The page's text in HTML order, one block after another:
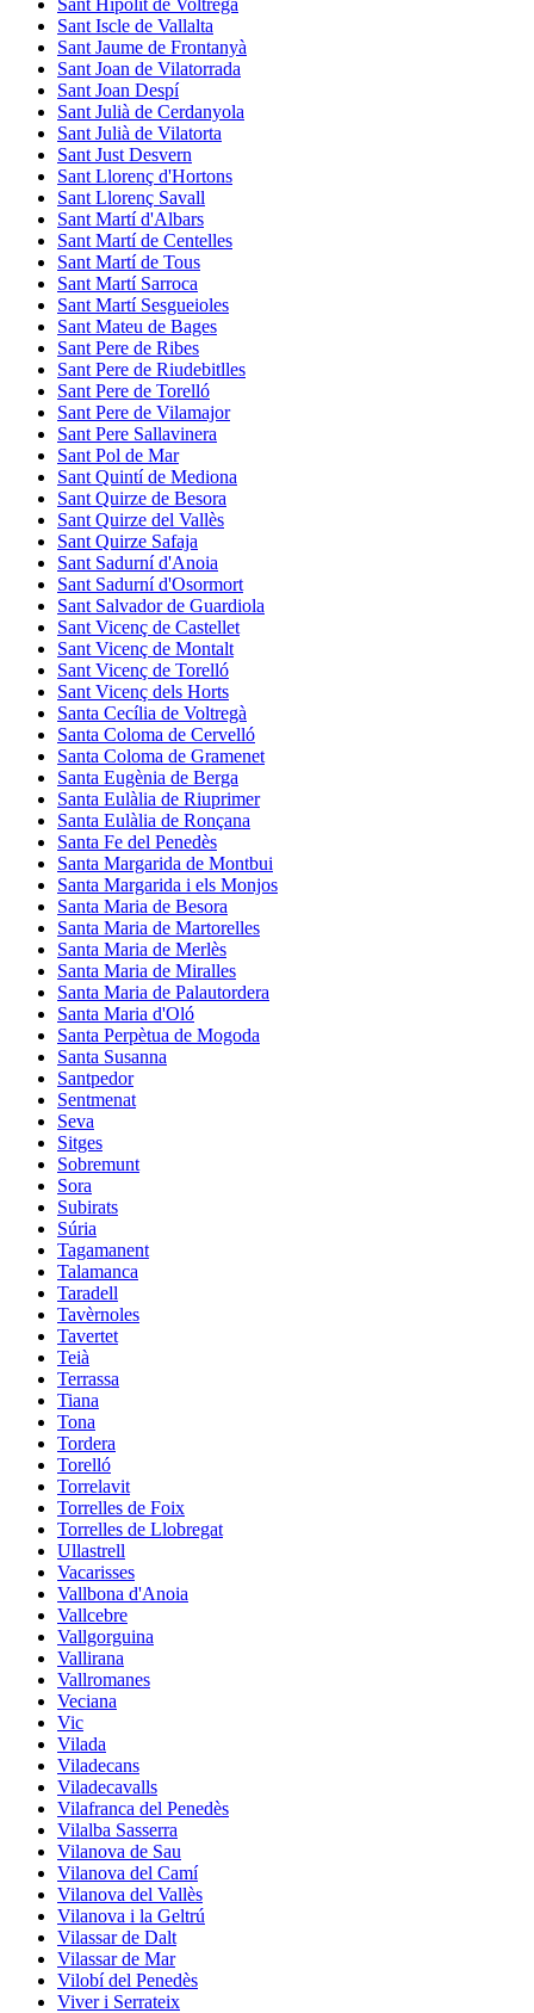
Sant Iscle de Vallalta
Sant Jaume de Frontanyà
Sant Joan de Vilatorrada
Sant Joan Despí
Sant Julià de Cerdanyola
Sant Julià de Vilatorta
Sant Just Desvern
Sant Llorenç d'Hortons
Sant Llorenç Savall
Sant Martí d'Albars
Sant Martí de Centelles
Sant Martí de Tous
Sant Martí Sarroca
Sant Martí Sesgueioles
Sant Mateu de Bages
Sant Pere de Ribes
Sant Pere de Riudebitlles
Sant Pere de Torelló
Sant Pere de Vilamajor
Sant Pere Sallavinera
Sant Pol de Mar
Sant Quintí de Mediona
Sant Quirze de Besora
Sant Quirze del Vallès
Sant Quirze Safaja
Sant Sadurní d'Anoia
Sant Sadurní d'Osormort
Sant Salvador de Guardiola
Sant Vicenç de Castellet
Sant Vicenç de Montalt
Sant Vicenç de Torelló
Sant Vicenç dels Horts
Santa Cecília de Voltregà
Santa Coloma de Cervelló
Santa Coloma de Gramenet
Santa Eugènia de Berga
Santa Eulàlia de Riuprimer
Santa Eulàlia de Ronçana
Santa Fe del Penedès
Santa Margarida de Montbui
Santa Margarida i els Monjos
Santa Maria de Besora
Santa Maria de Martorelles
Santa Maria de Merlès
Santa Maria de Miralles
Santa Maria de Palautordera
Santa Maria d'Oló
Santa Perpètua de Mogoda
Santa Susanna
Santpedor
Sentmenat
Seva
Sitges
Sobremunt
Sora
Subirats
Súria
Tagamanent
Talamanca
Taradell
Tavèrnoles
Tavertet
Teià
Terrassa
Tiana
Tona
Tordera
Torelló
Torrelavit
Torrelles de Foix
Torrelles de Llobregat
Ullastrell
Vacarisses
Vallbona d'Anoia
Vallcebre
Vallgorguina
Vallirana
Vallromanes
Veciana
Vic
Vilada
Viladecans
Viladecavalls
Vilafranca del Penedès
Vilalba Sasserra
Vilanova de Sau
Vilanova del Camí
Vilanova del Vallès
Vilanova i la Geltrú
Vilassar de Dalt
Vilassar de Mar
Vilobí del Penedès
Viver i Serrateix